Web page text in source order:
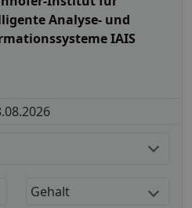
Analyse- und
IAIS
Gehalt